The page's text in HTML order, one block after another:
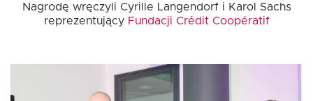
Nagrodę wręczyli Cyrille Langendorf i Karol Sachs
reprezentujący Fundacji Crédit Coopératif